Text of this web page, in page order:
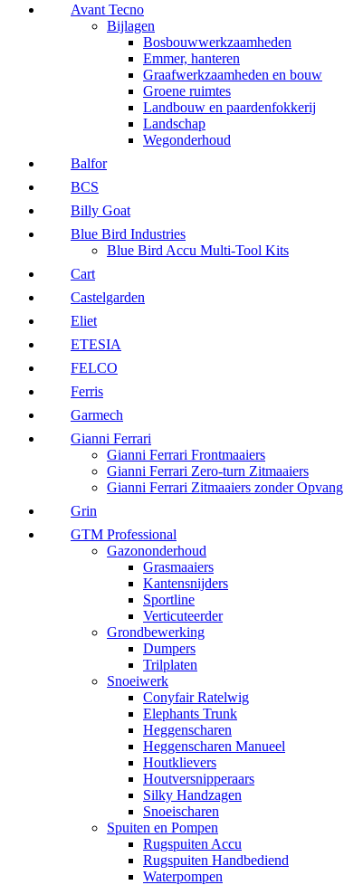
Avant Tecno
Bijlagen
Bosbouwwerkzaamheden
Emmer, hanteren
Graafwerkzaamheden en bouw
Groene ruimtes
Landbouw en paardenfokkerij
Landschap
Wegonderhoud
Balfor
BCS
Billy Goat
Blue Bird Industries
Blue Bird Accu Multi-Tool Kits
Cart
Castelgarden
Eliet
ETESIA
FELCO
Ferris
Garmech
Gianni Ferrari
Gianni Ferrari Frontmaaiers
Gianni Ferrari Zero-turn Zitmaaiers
Gianni Ferrari Zitmaaiers zonder Opvang
Grin
GTM Professional
Gazononderhoud
Grasmaaiers
Kantensnijders
Sportline
Verticuteerder
Grondbewerking
Dumpers
Trilplaten
Snoeiwerk
Conyfair Ratelwig
Elephants Trunk
Heggenscharen
Heggenscharen Manueel
Houtklievers
Houtversnipperaars
Silky Handzagen
Snoeischaren
Spuiten en Pompen
Rugspuiten Accu
Rugspuiten Handbediend
Waterpompen